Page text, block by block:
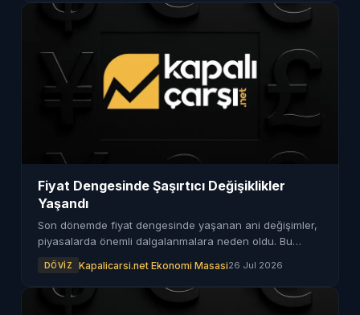
Fiyat Dengesinde Şaşırtıcı Değişiklikler
Yaşandı
Son dönemde fiyat dengesinde yaşanan ani değişimler,
piyasalarda önemli dalgalanmalara neden oldu. Bu
DÖVIZ Kapalicarsi.net Ekonomi Masasi26 Jul 2026